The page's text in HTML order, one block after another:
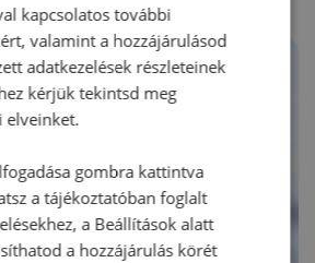
kapcsolatos további
valamint a hozzájárulásod
adatkezelések részleteinek
kérjük tekintsd meg
elveinket.
gombra kattintva
a tájékoztatóban foglalt
a Beállítások alatt
a hozzájárulás körét